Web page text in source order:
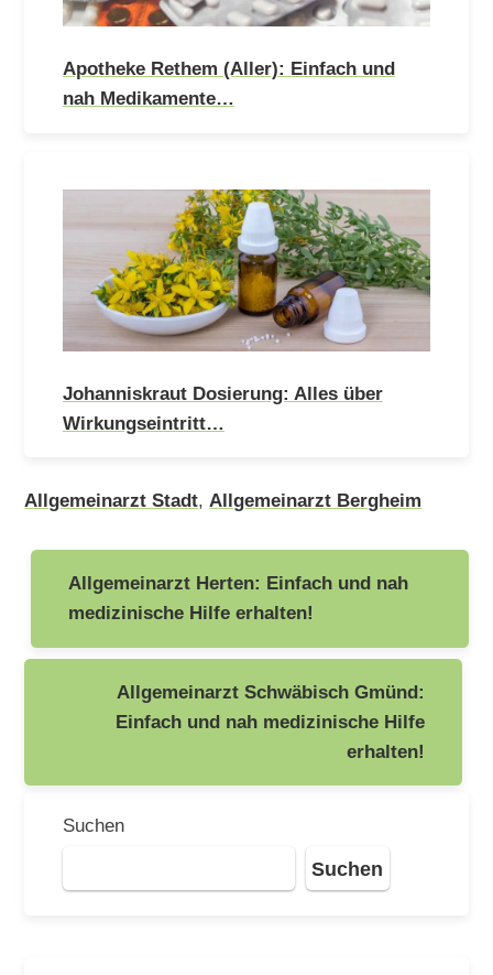
Apotheke Rethem (Aller): Einfach und
nah Medikamente…
Johanniskraut Dosierung: Alles über
Wirkungseintritt…
Allgemeinarzt Stadt, Allgemeinarzt Bergheim
Beitragsnavigation
Allgemeinarzt Herten: Einfach und nah
medizinische Hilfe erhalten!
Allgemeinarzt Schwäbisch Gmünd:
Einfach und nah medizinische Hilfe
erhalten!
Suchen
Suchen